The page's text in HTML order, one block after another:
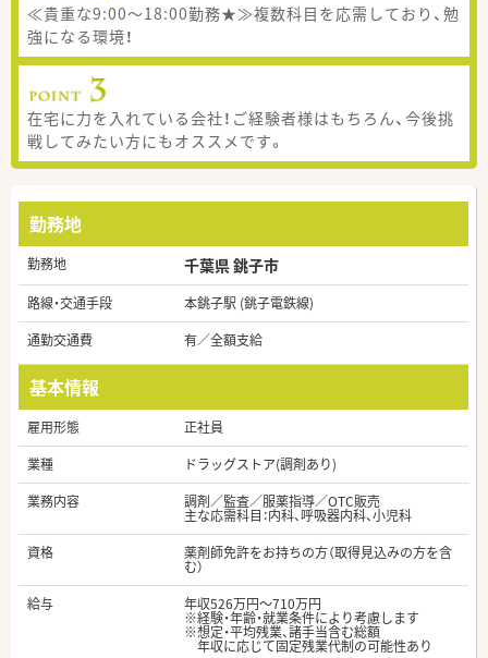
≪貴重な9:00～18:00勤務★≫複数科目を応需しており、勉
強になる環境！
在宅に力を入れている会社！ご経験者様はもちろん、今後挑
戦してみたい方にもオススメです。
勤務地
勤務地 千葉県 銚子市
路線・交通手段
本銚子駅 (銚子電鉄線)
通勤交通費
有／全額支給
基本情報
雇用形態
正社員
業種
ドラッグストア(調剤あり)
業務内容
調剤／監査／服薬指導／OTC販売
主な応需科目：内科、呼吸器内科、小児科
資格
薬剤師免許をお持ちの方（取得見込みの方を含
む）
給与
年収526万円～710万円
※経験・年齢・就業条件により考慮します
※想定・平均残業、諸手当含む総額
年収に応じて固定残業代制の可能性あり